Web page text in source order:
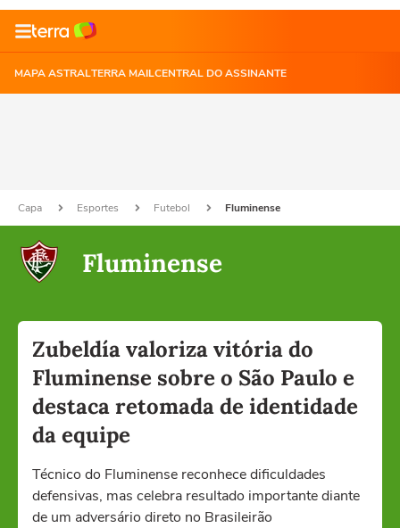
MAPA ASTRALTERRA MAILCENTRAL DO ASSINANTE
Capa Esportes Futebol Fluminense
Fluminense
Zubeldía valoriza vitória do
Fluminense sobre o São Paulo e
destaca retomada de identidade
da equipe
Técnico do Fluminense reconhece dificuldades
defensivas, mas celebra resultado importante diante
de um adversário direto no Brasileirão